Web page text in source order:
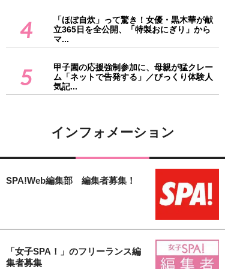
4
「ほぼ自炊」って驚き！女優・黒木華が献
立365日を全公開、「特製おにぎり」から
マ...
5
甲子園の応援強制参加に、母親が猛クレー
ム「ネットで告発する」／びっくり体験人
気記...
インフォメーション
SPA!Web編集部 編集者募集！
「女子SPA！」のフリーランス編
集者募集